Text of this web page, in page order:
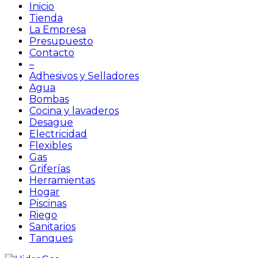
Inicio
Tienda
La Empresa
Presupuesto
Contacto
–
Adhesivos y Selladores
Agua
Bombas
Cocina y lavaderos
Desague
Electricidad
Flexibles
Gas
Griferías
Herramientas
Hogar
Piscinas
Riego
Sanitarios
Tanques